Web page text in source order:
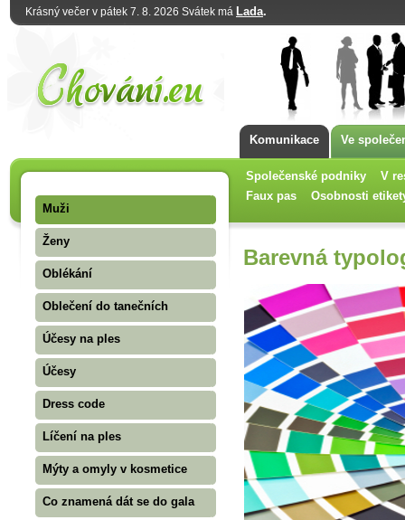
Krásný večer v pátek 7. 8. 2026 Svátek má Lada.
Komunikace Ve
Společenské podniky
V
Faux pas
Osobnosti
Muži
Ženy
Oblékání
Oblečení do tanečních
Účesy na ples
Účesy
Dress code
Líčení na ples
Mýty a omyly v kosmetice
Co znamená dát se do gala
Barevná